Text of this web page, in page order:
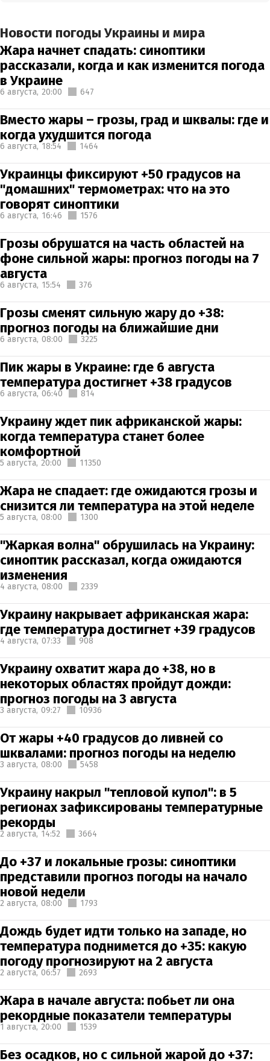
Новости погоды Украины и мира
Жара начнет спадать: синоптики
рассказали, когда и как изменится погода
в Украине
6 августа, 20:00 647
Вместо жары – грозы, град и шквалы: где и
когда ухудшится погода
6 августа, 18:54 1464
Украинцы фиксируют +50 градусов на
"домашних" термометрах: что на это
говорят синоптики
6 августа, 16:46 1576
Грозы обрушатся на часть областей на
фоне сильной жары: прогноз погоды на 7
августа
6 августа, 15:54 376
Грозы сменят сильную жару до +38:
прогноз погоды на ближайшие дни
6 августа, 08:00 3225
Пик жары в Украине: где 6 августа
температура достигнет +38 градусов
6 августа, 06:40 814
Украину ждет пик африканской жары:
когда температура станет более
комфортной
5 августа, 20:00 11350
Жара не спадает: где ожидаются грозы и
снизится ли температура на этой неделе
5 августа, 08:00 1300
"Жаркая волна" обрушилась на Украину:
синоптик рассказал, когда ожидаются
изменения
4 августа, 08:00 2339
Украину накрывает африканская жара:
где температура достигнет +39 градусов
4 августа, 07:33 908
Украину охватит жара до +38, но в
некоторых областях пройдут дожди:
прогноз погоды на 3 августа
3 августа, 09:27 10936
От жары +40 градусов до ливней со
шквалами: прогноз погоды на неделю
3 августа, 08:00 5458
Украину накрыл "тепловой купол": в 5
регионах зафиксированы температурные
рекорды
2 августа, 14:52 3664
До +37 и локальные грозы: синоптики
представили прогноз погоды на начало
новой недели
2 августа, 08:00 1793
Дождь будет идти только на западе, но
температура поднимется до +35: какую
погоду прогнозируют на 2 августа
2 августа, 06:57 2693
Жара в начале августа: побьет ли она
рекордные показатели температуры
1 августа, 20:00 1539
Без осадков, но с сильной жарой до +37: